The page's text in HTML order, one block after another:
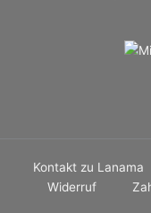
Kontakt zu Lanama
Widerruf